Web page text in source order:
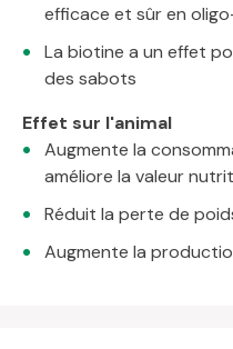
efficace et sûr en
La biotine a un effet
des sabots
Effet sur l'animal
Augmente la
améliore la valeur
Réduit la perte de
Augmente la